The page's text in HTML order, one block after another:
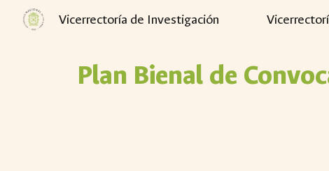
Skip
Vicerrectoría de Investigación
Plan Bienal de